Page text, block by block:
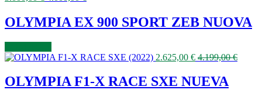
OLYMPIA EX 900 SPORT ZEB NUOVA
2.625,00 € 4.199,00€
OLYMPIA F1-X RACE SXE NUEVA